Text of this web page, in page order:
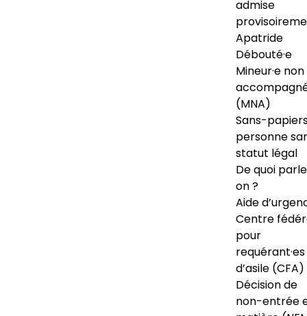
admise
Apatride
Débouté·e
Mineur·e non
(MNA)
Sans-
personne
statut légal
De quoi
on ?
Aide
Centre
pour
requérant·es
d’asile (CFA)
Décision de
non-entrée